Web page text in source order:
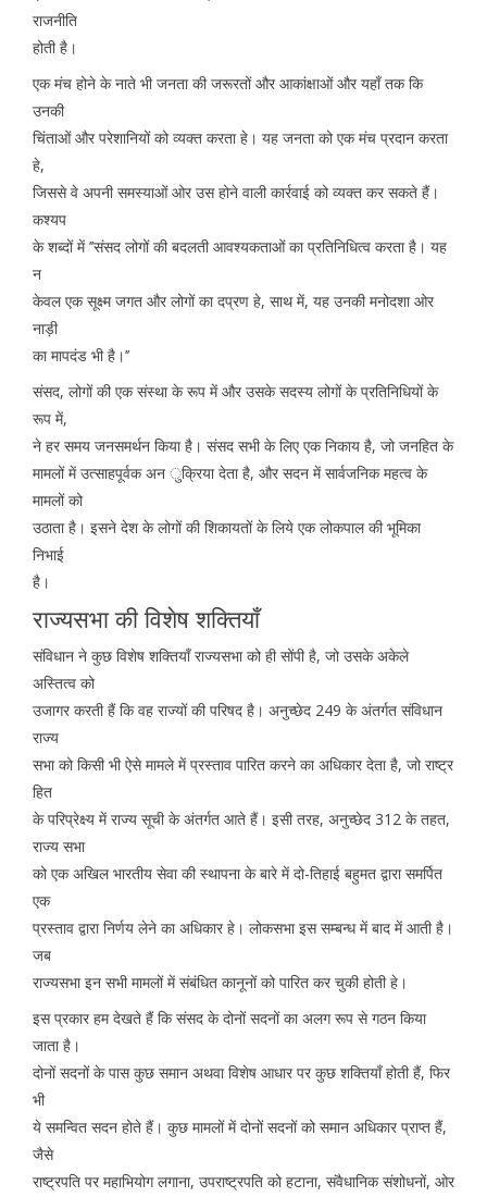
राजनीति
होती है।
एक मंच होने के नाते भी जनता की जरूरतों और आकांक्षाओं और यहाँ तक कि
उनकी
चिंताओं और परेशानियों को व्यक्त करता हे। यह जनता को एक मंच प्रदान करता
हे,
जिससे वे अपनी समस्याओं ओर उस होने वाली कार्रवाई को व्यक्त कर सकते हैं।
कश्यप
के शब्दों में ’’संसद लोगों की बदलती आवश्यकताओं का प्रतिनिधित्व करता है। यह
न
केवल एक सूक्ष्म जगत और लोगों का दप्रण हे, साथ में, यह उनकी मनोदशा ओर
नाड़ी
का मापदंड भी है।’’
संसद, लोगों की एक संस्था के रूप में और उसके सदस्य लोगों के प्रतिनिधियों के
रूप में,
ने हर समय जनसमर्थन किया है। संसद सभी के लिए एक निकाय है, जो जनहित के
मामलों में उत्साहपूर्वक अन ुक्रिया देता है, और सदन में सार्वजनिक महत्व के
मामलों को
उठाता है। इसने देश के लोगों की शिकायतों के लिये एक लोकपाल की भूमिका
निभाई
है।
राज्यसभा की विशेष शक्तियाँ
संविधान ने कुछ विशेष शक्तियाँ राज्यसभा को ही सोंपी है, जो उसके अकेले
अस्तित्व को
उजागर करती हैं कि वह राज्यों की परिषद है। अनुच्छेद 249 के अंतर्गत संविधान
राज्य
सभा को किसी भी ऐसे मामले में प्रस्ताव पारित करने का अधिकार देता है, जो राष्ट्र
हित
के परिप्रेक्ष्य में राज्य सूची के अंतर्गत आते हैं। इसी तरह, अनुच्छेद 312 के तहत,
राज्य सभा
को एक अखिल भारतीय सेवा की स्थापना के बारे में दो-तिहाई बहुमत द्वारा समर्पित
एक
प्रस्ताव द्वारा निर्णय लेने का अधिकार हे। लोकसभा इस सम्बन्ध में बाद में आती है।
जब
राज्यसभा इन सभी मामलों में संबंधित कानूनों को पारित कर चुकी होती हे।
इस प्रकार हम देखते हैं कि संसद के दोनों सदनों का अलग रूप से गठन किया
जाता है।
दोनों सदनों के पास कुछ समान अथवा विशेष आधार पर कुछ शक्तियाँ होती हैं, फिर
भी
ये समन्वित सदन होते हैं। कुछ मामलों में दोनों सदनों को समान अधिकार प्राप्त हैं,
जैसे
राष्ट्रपति पर महाभियोग लगाना, उपराष्ट्रपति को हटाना, संवैधानिक संशोधनों, ओर